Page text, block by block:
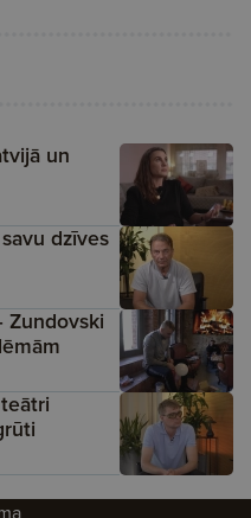
un
dzīves